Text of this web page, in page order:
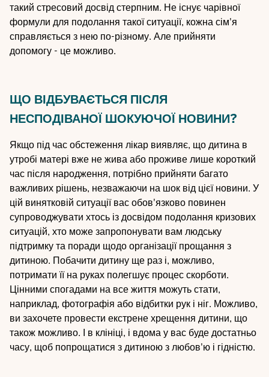
такий стресовий досвід стерпним. Не існує чарівної
формули для подолання такої ситуації, кожна сім'я
справляється з нею по-різному. Але прийняти
допомогу - це можливо.
ЩО ВІДБУВАЄТЬСЯ ПІСЛЯ
НЕСПОДІВАНОЇ ШОКУЮЧОЇ НОВИНИ?
Якщо під час обстеження лікар виявляє, що дитина в
утробі матері вже не жива або проживе лише короткий
час після народження, потрібно прийняти багато
важливих рішень, незважаючи на шок від цієї новини. У
цій винятковій ситуації вас обов'язково повинен
супроводжувати хтось із досвідом подолання кризових
ситуацій, хто може запропонувати вам людську
підтримку та поради щодо організації прощання з
дитиною. Побачити дитину ще раз і, можливо,
потримати її на руках полегшує процес скорботи.
Цінними спогадами на все життя можуть стати,
наприклад, фотографія або відбитки рук і ніг. Можливо,
ви захочете провести екстрене хрещення дитини, що
також можливо. І в клініці, і вдома у вас буде достатньо
часу, щоб попрощатися з дитиною з любов'ю і гідністю.